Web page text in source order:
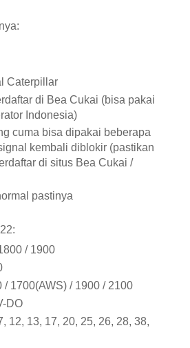
Caterpillar
di Bea Cukai (bisa pakai
Indonesia)
cuma bisa dipakai beberapa
kembali diblokir (pastikan
di situs Bea Cukai /
pastinya
/ 1900
/ 1700(AWS) / 1900 / 2100
DO
12, 13, 17, 20, 25, 26, 28, 38,